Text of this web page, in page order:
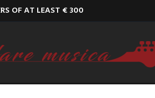
OF AT LEAST € 300